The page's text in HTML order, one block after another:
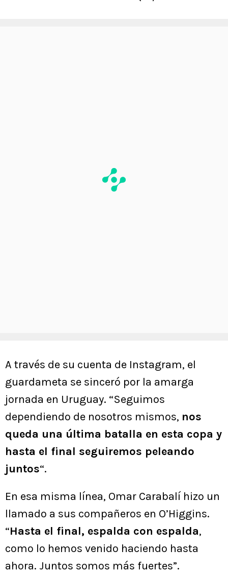
A través de su cuenta de Instagram, el
guardameta se sinceró por la amarga
jornada en Uruguay. “Seguimos
dependiendo de nosotros mismos, nos
queda una última batalla en esta copa y
hasta el final seguiremos peleando
juntos“.
En esa misma línea, Omar Carabalí hizo un
llamado a sus compañeros en O’Higgins.
“Hasta el final, espalda con espalda,
como lo hemos venido haciendo hasta
ahora. Juntos somos más fuertes”.